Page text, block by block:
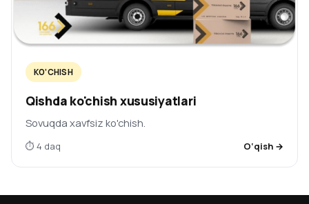
KO‘CHISH
Qishda ko'chish xususiyatlari
Sovuqda xavfsiz ko'chish.
⏱ 4 daq O‘qish →